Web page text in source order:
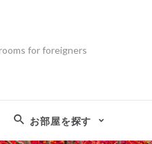
for foreigners
お部屋を探す